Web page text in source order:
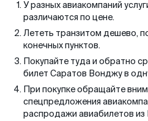
У разных авиакомпаний
различаются по цене.
Лететь транзитом дешево,
конечных пунктов.
Покупайте туда и обратно
билет Саратов Вонджу в
При покупке обращайте
спецпредложения
распродажи авиабилетов